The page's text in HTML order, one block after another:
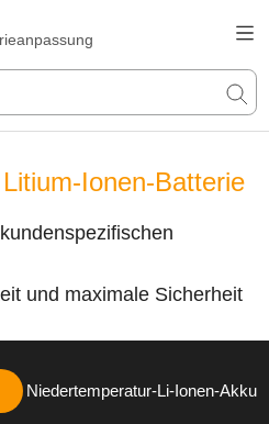
Ionen-Batterie
und maximale Sicherheit
Niedertemperatur-Li-Ionen-Akku